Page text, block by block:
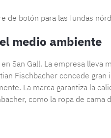
de botón para las fundas
medio ambiente
San Gall. La empresa
Fischbacher concede
La marca garantiza la
como la ropa de cama